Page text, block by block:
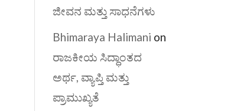
ಜೀವನ ಮತ್ತು ಸಾಧನೆಗಳು
Bhimaraya Halimani on
ರಾಜಕೀಯ ಸಿದ್ಧಾಂತದ
ಅರ್ಥ, ವ್ಯಾಪ್ತಿ ಮತ್ತು
ಪ್ರಾಮುಖ್ಯತೆ